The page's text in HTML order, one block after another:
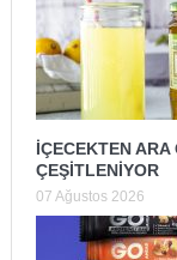
İÇECEKTEN
ÇEŞİTLENİYOR
07 Ağustos 2026